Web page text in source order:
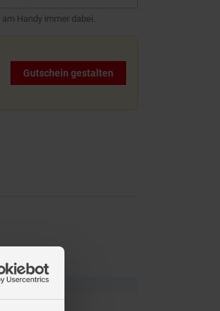
Handy immer dabei.
Gutschein gestalten